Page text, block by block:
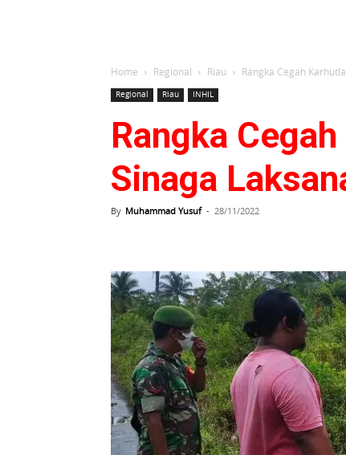
Home Regional Riau Rangka Cegah
Regional Riau INHIL
Rangka
Sinaga
By Muhammad Yusuf - 28/11/2022